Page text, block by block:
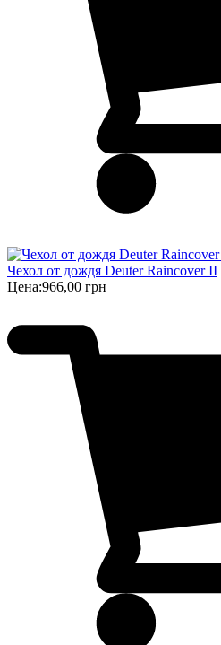
Чехол от дождя Deuter Raincover II
Цена:966,00 грн